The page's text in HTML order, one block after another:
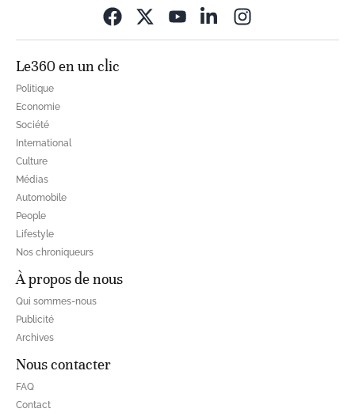
Le360 en un clic
Politique
Economie
Société
International
Culture
Médias
Automobile
People
Lifestyle
Nos chroniqueurs
À propos de nous
Qui sommes-nous
Publicité
Archives
Nous contacter
FAQ
Contact